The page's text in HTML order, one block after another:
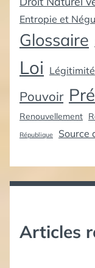
Entropie et
Glossaire
Loi Légitimité
Pouvoir
Renouvellement
République Source
Articles